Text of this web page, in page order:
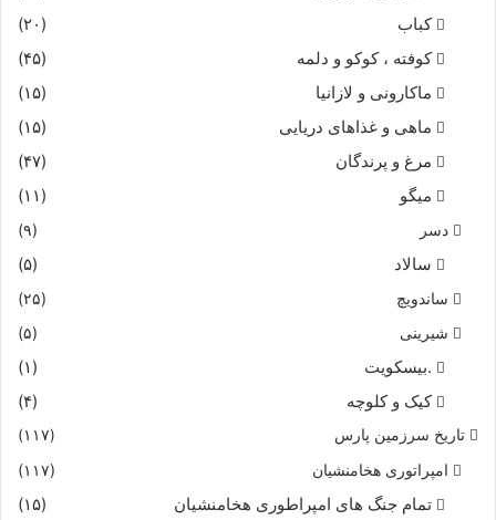
کباب
(۲۰)
کوفته ، کوکو و دلمه
(۴۵)
ماکارونی و لازانیا
(۱۵)
ماهی و غذاهای دریایی
(۱۵)
مرغ و پرندگان
(۴۷)
میگو
(۱۱)
دسر (۹)
سالاد (۵)
ساندویچ
(۲۵)
شیرینی
(۵)
.بیسکویت
(۱)
کیک و کلوچه
(۴)
تاریخ سرزمین پارس (۱۱۷)
امپراتوری هخامنشیان (۱۱۷)
تمام جنگ های امپراطوری هخامنشیان
(۱۵)